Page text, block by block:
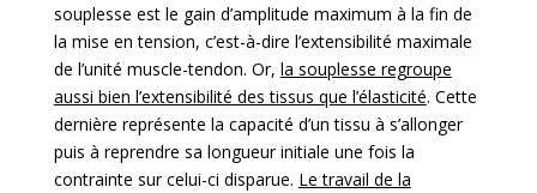
souplesse est le gain d’amplitude maximum à la fin de
la mise en tension, c’est-à-dire l’extensibilité maximale
de l’unité muscle-tendon. Or, la souplesse regroupe
aussi bien l’extensibilité des tissus que l’élasticité. Cette
dernière représente la capacité d’un tissu à s’allonger
puis à reprendre sa longueur initiale une fois la
contrainte sur celui-ci disparue. Le travail de la